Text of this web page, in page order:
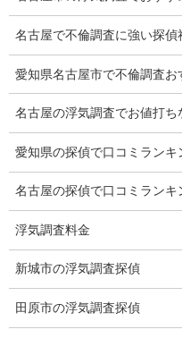
会社案内
損害保険調査
会社沿革
プライバシーポリシー
探偵業法
法令遵守
推奨・提携法律事務所
ブログ
名古屋で不倫調査に強い探偵
愛知県名古屋市で不倫調査お
名古屋の浮気調査でお値打ち
愛知県の探偵で口コミランキ
名古屋の探偵で口コミランキ
浮気調査料金
新城市の浮気調査探偵
田原市の浮気調査探偵